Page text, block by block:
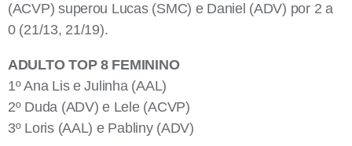
(ACVP) superou Lucas (SMC) e Daniel (ADV) por 2 a
0 (21/13, 21/19).
ADULTO TOP 8 FEMININO
1º Ana Lis e Julinha (AAL)
2º Duda (ADV) e Lele (ACVP)
3º Loris (AAL) e Pabliny (ADV)